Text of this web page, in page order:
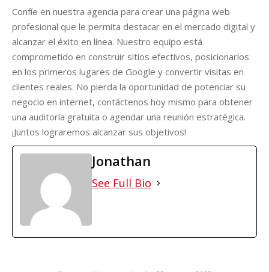
Confíe en nuestra agencia para crear una página web
profesional que le permita destacar en el mercado digital y
alcanzar el éxito en línea. Nuestro equipo está
comprometido en construir sitios efectivos, posicionarlos
en los primeros lugares de Google y convertir visitas en
clientes reales. No pierda la oportunidad de potenciar su
negocio en internet, contáctenos hoy mismo para obtener
una auditoría gratuita o agendar una reunión estratégica.
¡Juntos lograremos alcanzar sus objetivos!
Jonathan
See Full Bio